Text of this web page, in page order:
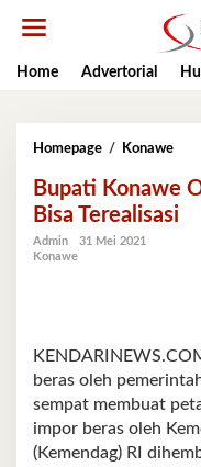
Home
Advertorial
Homepage / Konawe
Ton
Bupati Konawe
Bisa Terealisasi
Admin
31 Mei 2021
Konawe
beras oleh
sempat membuat
impor beras oleh
(Kemendag) RI